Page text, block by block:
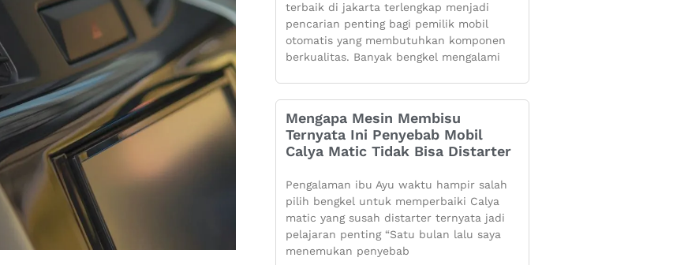
terbaik di jakarta terlengkap menjadi
pencarian penting bagi pemilik mobil
otomatis yang membutuhkan komponen
berkualitas. Banyak bengkel mengalami
Mengapa Mesin Membisu
Ternyata Ini Penyebab Mobil
Calya Matic Tidak Bisa Distarter
Pengalaman ibu Ayu waktu hampir salah
pilih bengkel untuk memperbaiki Calya
matic yang susah distarter ternyata jadi
pelajaran penting “Satu bulan lalu saya
menemukan penyebab